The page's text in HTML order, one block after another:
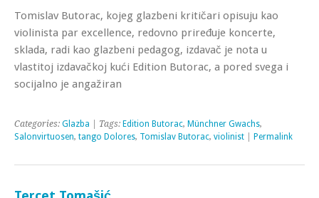
Tomislav Butorac, kojeg glazbeni kritičari opisuju kao
violinista par excellence, redovno priređuje koncerte,
sklada, radi kao glazbeni pedagog, izdavač je nota u
vlastitoj izdavačkoj kući Edition Butorac, a pored svega i
socijalno je angažiran
Categories: Glazba | Tags: Edition Butorac, Münchner Gwachs,
Salonvirtuosen, tango Dolores, Tomislav Butorac, violinist Permalink